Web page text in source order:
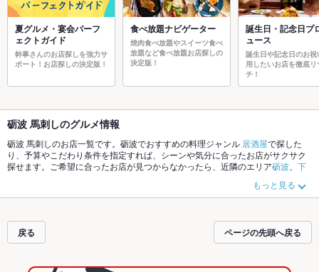
夏グルメ・宴会パーフ
ェクトガイド
幹事さんのお店探しを強力サ
ポート！お店探しの決定版！
食べ放題ナビゲーター
焼肉食べ放題やスイーツ食べ
放題など食べ放題お店探しの
決定版！
誕生日・記念日プ
ュース
誕生日や記念日のお祝
用したいお店を徹底リ
チ！
砺波 馬刺しのグルメ情報
砺波 馬刺しのお店一覧です。砺波でおすすめの料理ジャンル 居酒屋で探した
り、予算やこだわり条件を指定すれば、シーンや気分に合ったお店がサクサク
探せます。ご希望に合ったお店が見つからなかったら、近隣のエリア砺波、 下
、牛タンや季節
のおすすめ料理など、お店の最新情報をご紹介しているので安心！24時間使え
も、会社の宴会にも、デートやパーティーにもお得に便利にホットペッパーグ
ルメをご利用ください。
もっと見る
戻る ページの先頭へ戻る